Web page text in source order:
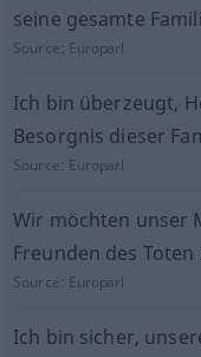
seine gesamte
Source: Europarl
Ich bin überzeugt,
Besorgnis dieser
Source: Europarl
Wir möchten unser
Freunden des
Source: Europarl
Ich bin sicher,